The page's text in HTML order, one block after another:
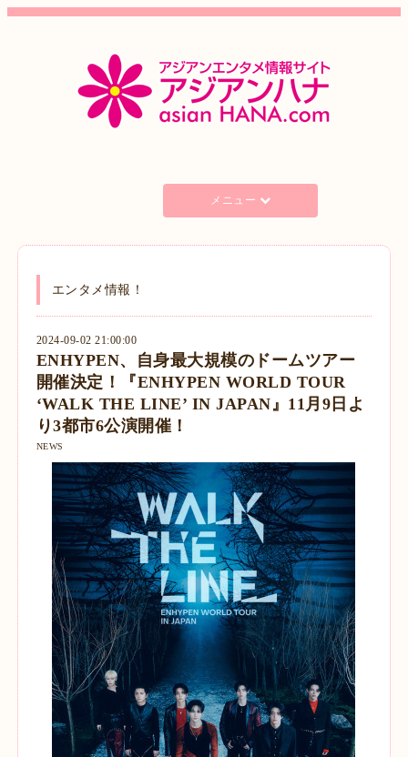
メニュー
エンタメ情報！
2024-09-02 21:00:00
ENHYPEN、自身最大規模のドームツアー
開催決定！『ENHYPEN WORLD TOUR
‘WALK THE LINE’ IN JAPAN』11月9日よ
り3都市6公演開催！
NEWS